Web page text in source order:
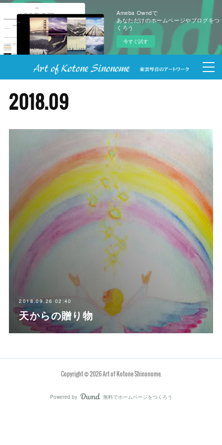
Ameba Owndで
あなただけのホームページやブログをつ
くろう
今すぐ試す
2018.09
2018.09.26 02:40
天からの贈り物
Copyright ©2026Art of Kotone Shinonome.
Powered by AmebaOwnd
無料でホームページをつくろう